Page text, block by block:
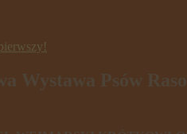
Wystawa Psów